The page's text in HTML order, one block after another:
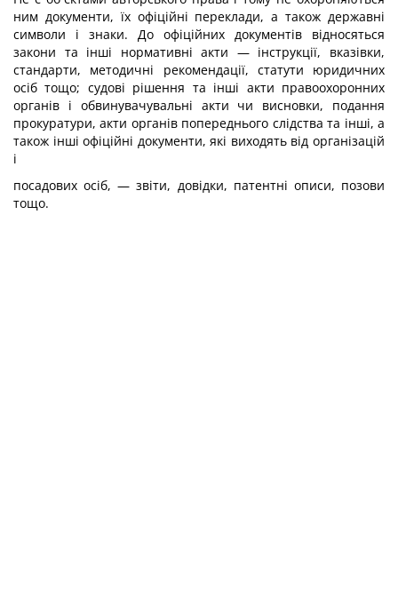
ним документи, їх офіційні переклади, а також державні
символи і знаки. До офіційних документів відносяться
закони та інші нормативні акти — інструкції, вказівки,
стандарти, методичні рекомендації, статути юридичних
осіб тощо; судові рішення та інші акти правоохоронних
органів і обвинувачувальні акти чи висновки, подання
прокуратури, акти органів попереднього слідства та інші, а
також інші офіційні документи, які виходять від організацій
і
посадових осіб, — звіти, довідки, патентні описи, позови
тощо.